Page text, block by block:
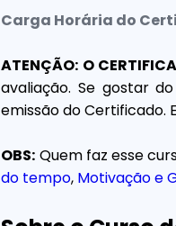
Carga Horária do
ATENÇÃO: O
avaliação. Se gostar
emissão do Certificado.
OBS: Quem faz esse
do tempo, Motivação e